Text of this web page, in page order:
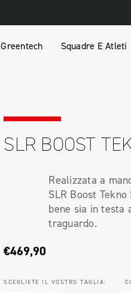
Greentech Squadre E Atleti
SLR BOOST
Realizzata a
SLR Boost
bene sia in testa
traguardo.
€469,90
SCEGLIETE IL VOSTRO TAGLIA: